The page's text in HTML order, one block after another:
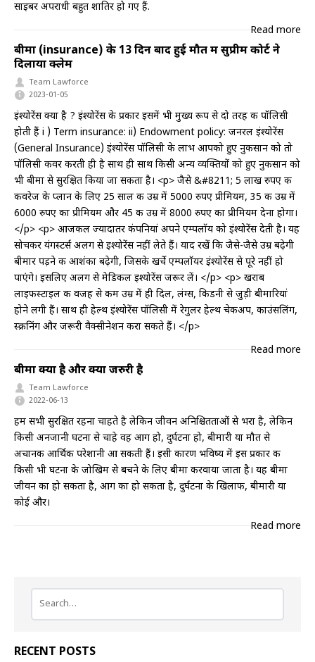
साइबर अपराधी बहुत शातिर हो गए हैं.
Read more
बीमा (insurance) के 13 दिन बाद हुई मौत में सुप्रीम कोर्ट ने
दिलाया क्लेम
Team Lawforce
2023-01-05
इंश्योरेंस क्या है ? इंश्योरेंस के प्रकार इसमें भी मुख्य रूप से दो तरह की पॉलिसी
होती हैं i ) Term insurance: ii) Endowment policy: जनरल इंश्योरेंस
(General Insurance) इंश्योरेंस पॉलिसी के लाभ आपको हुए नुकसान को तो
पॉलिसी कवर करती ही है साथ ही साथ किसी अन्य व्यक्तियों को हुए नुकसान को
भी बीमा से सुरक्षित किया जा सकता है। <p> जैसे &#8211; 5 लाख रुपए की
कवरेज के प्लान के लिए 25 साल की उम्र में 5000 रुपए प्रीमियम, 35 की उम्र में
6000 रुपए का प्रीमियम और 45 की उम्र में 8000 रुपए का प्रीमियम देना होगा।
</p> <p> आजकल ज्यादातर कंपनियां अपने एम्पलॉय को इंश्योरेंस देती है। यह
सोचकर यंगस्टर्स अलग से इश्योरेंस नहीं लेते हैं। याद रखें कि जैसे-जैसे उम्र बढ़ेगी
बीमार पड़ने की आशंका बढ़ेगी, जिसके खर्चे एम्पलॉयर इंश्योरेंस से पूरे नहीं हो
पाएंगे। इसलिए अलग से मेडिकल इश्योरेंस जरूर लें। </p> <p> खराब
लाइफस्टाइल की वजह से कम उम्र में ही दिल, लंग्स, किडनी से जुड़ी बीमारियां
होने लगी हैं। साथ ही हेल्थ इंश्योरेंस पॉलिसी में रेगुलर हेल्थ चेकअप, काउंसलिंग,
स्क्रीनिंग और जरूरी वैक्सीनेशन करा सकते हैं। </p>
Read more
बीमा क्या है और क्यों जरुरी है
Team Lawforce
2022-06-13
हम सभी सुरक्षित रहना चाहते है लेकिन जीवन अनिश्चितताओं से भरा है, लेकिन
किसी अनजानी घटना से चाहे वह आग हो, दुर्घटना हो, बीमारी या मौत से
अचानक आर्थिक परेशानी आ सकती हैं। इसी कारण भविष्य में इस प्रकार की
किसी भी घटना के जोखिम से बचने के लिए बीमा करवाया जाता है। यह बीमा
जीवन का हो सकता है, आग का हो सकता है, दुर्घटना के खिलाफ, बीमारी या
कोई और।
Read more
RECENT POSTS